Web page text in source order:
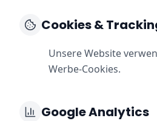
Cookies &
Unsere Website
Werbe-Cookies.
Google Analytics